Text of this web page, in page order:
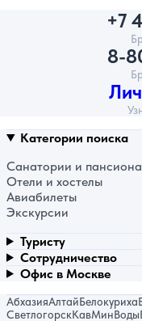
+7
8-
Категории поиска
Санатории и
Отели и хостелы
Авиабилеты
Экскурсии
Туристу
Сотрудничество
Офис в Москве
АбхазияАлтайБелокуриха
СветлогорскКавМинВоды